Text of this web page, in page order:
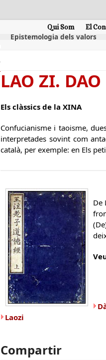
Qui Som El
Epistemologia dels valors
LAO ZI.
Els clàssics de la XINA
Confucianisme i taoisme,
interpretades sovint com
català, per exemple: en Els
De
Laozi
Compartir